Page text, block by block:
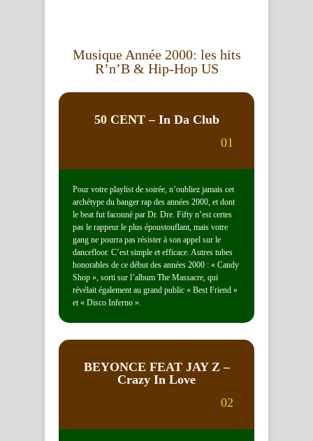
Musique Année 2000: les hits
R’n’B & Hip-Hop US
50 CENT– In Da Club
01
Pour votre playlist de soirée, n’oubliez jamais cet
archétype du banger rap des années 2000, et dont
le beat fut faconné par Dr. Dre. Fifty n’est certes
pas le rappeur le plus époustouflant, mais votre
gang ne pourra pas résister à son appel sur le
dancefloor. C’est simple et efficace. Autres tubes
honorables de ce début des années 2000 : « Candy
Shop », sorti sur l’album The Massacre, qui
révélait également au grand public « Best Friend »
et « Disco Inferno ».
BEYONCE FEAT JAY Z –
Crazy In Love
02